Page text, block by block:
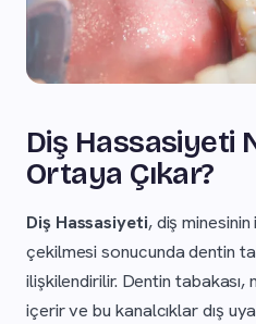
Diş Hassasiyeti
Ortaya Çıkar?
Diş Hassasiyeti, diş
çekilmesi sonucunda dentin
ilişkilendirilir. Dentin
içerir ve bu kanalcıklar dış